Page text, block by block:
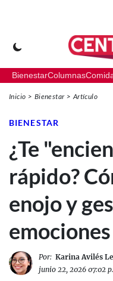
BienestarColumnas
Inicio Bienestar Artículo
BIENESTAR
¿Te
rápido?
enojo y
emociones
Por: Karina Avilés
junio 22, 2026 07:02